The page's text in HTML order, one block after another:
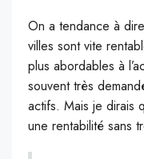
On a tendance à
villes sont vite
plus abordables à
souvent très
actifs. Mais je dirais
une rentabilité sans